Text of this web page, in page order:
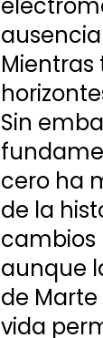
Sin
cero ha
de la
cambios
aunque
de
vida